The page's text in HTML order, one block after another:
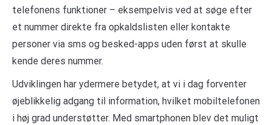
telefonens funktioner – eksempelvis ved at søge efter
et nummer direkte fra opkaldslisten eller kontakte
personer via sms og besked-apps uden først at skulle
kende deres nummer.
Udviklingen har ydermere betydet, at vi i dag forventer
øjeblikkelig adgang til information, hvilket mobiltelefonen
i høj grad understøtter. Med smartphonen blev det muligt